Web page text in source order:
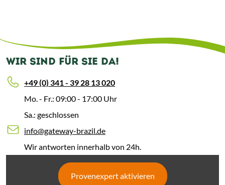
WIR SIND FÜR SIE DA!
+49 (0) 341 - 39 28 13 020
Mo. - Fr.: 09:00 - 17:00 Uhr
Sa.: geschlossen
info@gateway-brazil.de
Wir antworten innerhalb von 24h.
Provenexpert aktivieren